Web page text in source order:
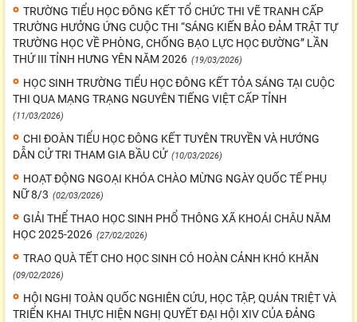
TRƯỜNG TIỂU HỌC ĐÔNG KẾT TỔ CHỨC THI VẼ TRANH CẤP
TRƯỜNG HƯỞNG ỨNG CUỘC THI “SÁNG KIẾN BẢO ĐẢM TRẬT TỰ
TRƯỜNG HỌC VỀ PHÒNG, CHỐNG BẠO LỰC HỌC ĐƯỜNG” LẦN
THỨ III TỈNH HƯNG YÊN NĂM 2026 (19/03/2026)
HỌC SINH TRƯỜNG TIỂU HỌC ĐÔNG KẾT TỎA SÁNG TẠI CUỘC
THI QUA MẠNG TRẠNG NGUYÊN TIẾNG VIỆT CẤP TỈNH
(11/03/2026)
CHI ĐOÀN TIỂU HỌC ĐÔNG KẾT TUYÊN TRUYỀN VÀ HƯỚNG
DẪN CỬ TRI THAM GIA BẦU CỬ (10/03/2026)
HOẠT ĐỘNG NGOẠI KHÓA CHÀO MỪNG NGÀY QUỐC TẾ PHỤ
NỮ 8/3 (02/03/2026)
GIẢI THỂ THAO HỌC SINH PHỔ THÔNG XÃ KHOÁI CHÂU NĂM
HỌC 2025-2026 (27/02/2026)
TRAO QUÀ TẾT CHO HỌC SINH CÓ HOÀN CẢNH KHÓ KHĂN
(09/02/2026)
HỘI NGHỊ TOÀN QUỐC NGHIÊN CỨU, HỌC TẬP, QUÁN TRIỆT VÀ
TRIỂN KHAI THỰC HIỆN NGHỊ QUYẾT ĐẠI HỘI XIV CỦA ĐẢNG